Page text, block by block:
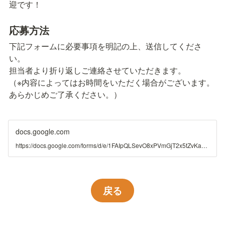
迎です！
応募方法
下記フォームに必要事項を明記の上、送信してくださ
い。
担当者より折り返しご連絡させていただきます。
（※内容によってはお時間をいただく場合がございます。
あらかじめご了承ください。）
docs.google.com
https://docs.google.com/forms/d/e/1FAIpQLSevO8xPVmGjT2x5tZvKa6GeaV8mzvblhVELplRixP1uls76Fw/viewform?usp=header
戻る